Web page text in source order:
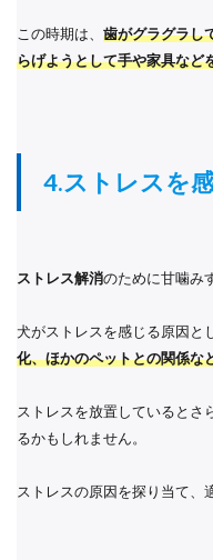
この時期は、 歯がグラグラし
らげようとして手や家具など
4.ストレスを
ストレス解消のために甘噛み
犬がストレスを感じる原因と
化、ほかのペットとの関係な
ストレスを放置しているとさ
るかもしれません。
ストレスの原因を探り当て、